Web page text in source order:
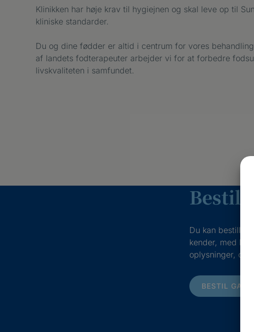
Klinikken har høje krav til hygiejnen og skal leve op til
kliniske standarder.
Du og dine fødder er altid i centrum for vores
af landets fodterapeuter arbejder vi for at forbedre
livskvaliteten i samfundet.
Bestil
Du kan bestille
kender, med
oplysninger, og
BESTIL